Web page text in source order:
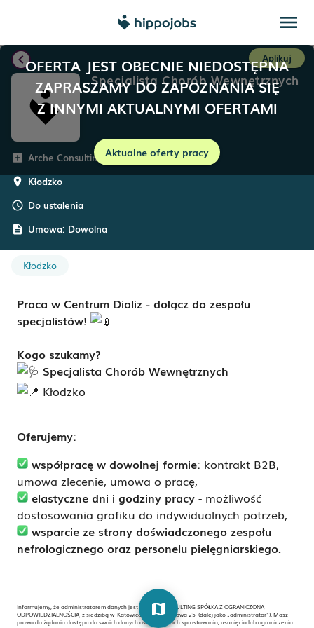
menu
OFERTA JEST OBECNIE NIEDOSTĘPNA
ZAPRASZAMY DO ZAPOZNANIA SIĘ
Z INNYMI AKTUALNYMI OFERTAMI
Aktualne oferty pracy
chevron_left Aplikuj
Specjalista Chorób Wewnętrznych
add_box Arche Consulting
room Kłodzko
schedule Do ustalenia
description Umowa: Dowolna
Kłodzko
Praca w Centrum Dializ - dołącz do zespołu
specjalistów!
Kogo szukamy?
Specjalista Chorób Wewnętrznych
Kłodzko
Oferujemy:
współpracę w dowolnej formie: kontrakt B2B,
umowa zlecenie, umowa o pracę,
elastyczne dni i godziny pracy - możliwość
dostosowania grafiku do indywidualnych potrzeb,
wsparcie ze strony doświadczonego zespołu
nefrologicznego oraz personelu pielęgniarskiego.
Informujemy, że administratorem danych jest ARCHE CONSULTING SPÓŁKA Z OGRANICZONĄ
ODPOWIEDZIALNOŚCIĄ z siedzibą w Katowicach , ul. Morelowa 25 (dalej jako „administrator”). Masz
prawo do żądania dostępu do swoich danych osobowych, ich sprostowania, usunięcia lub ograniczenia
map